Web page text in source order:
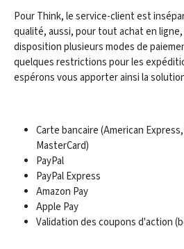
Pour Think, le service-client est
qualité, aussi, pour tout achat en
disposition plusieurs modes de
quelques restrictions pour les
espérons vous apporter ainsi la
Carte bancaire (American
MasterCard)
PayPal
PayPal Express
Amazon Pay
Apple Pay
Validation des coupons d'action